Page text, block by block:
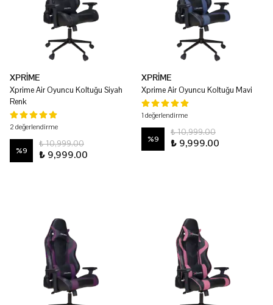
XPRİME
Xprime Air Oyuncu Koltuğu Siyah
Renk
2 değerlendirme
%9
₺ 10,999.00
₺ 9,999.00
XPRİME
Xprime Air Oyuncu Koltuğu Mavi
1 değerlendirme
%9
₺ 10,999.00
₺ 9,999.00